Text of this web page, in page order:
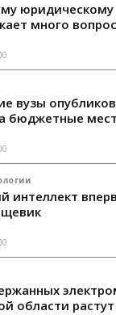
много
вузы
бюджетные
интеллект
области